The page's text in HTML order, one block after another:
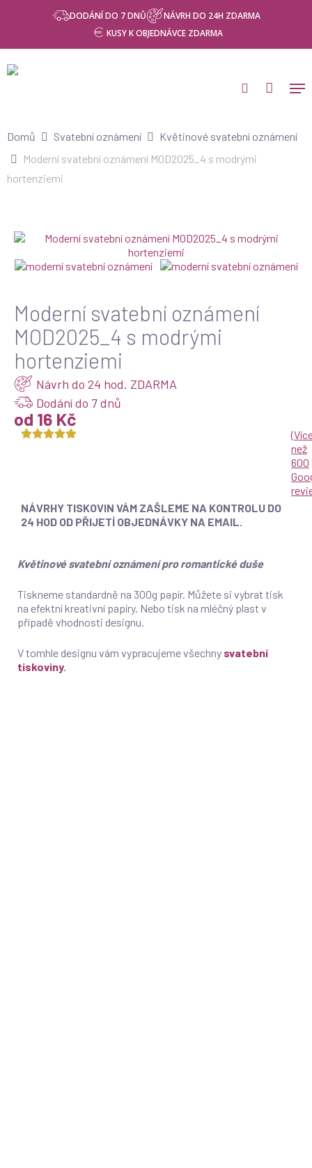
content
DODÁNÍ DO 7 DNŮ
NÁVRH DO 24H ZDARMA
KUSY K OBJEDNÁVCE ZDARMA
Domů Svatební oznámení
Květinové svatební oznámení
Moderní svatební oznámení MOD2025_4 s modrými
hortenziemi
Moderní svatební oznámení
MOD2025_4 s modrými
hortenziemi
Návrh do 24 hod. ZDARMA
Dodání do 7 dnů
od 16 Kč
(
než
600
NÁVRHY TISKOVIN VÁM ZAŠLEME NA KONTROLU DO
24 HOD OD PŘIJETÍ OBJEDNÁVKY NA EMAIL.
Květinové svatební oznámení pro romantické duše
Tiskneme standardně na 300g papír. Můžete si vybrat tisk
na efektní kreativní papíry. Nebo tisk na mléčný plast v
případě vhodnosti designu.
V tomhle designu vám vypracujeme všechny svatební
tiskoviny.